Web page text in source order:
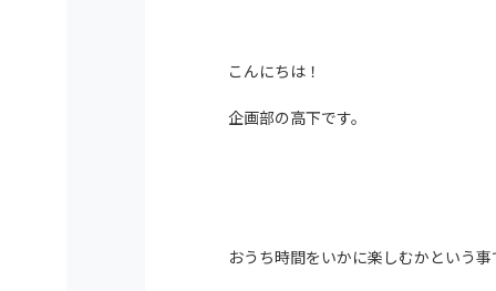
こんにちは！
企画部の高下です。
おうち時間をいかに楽しむかという事